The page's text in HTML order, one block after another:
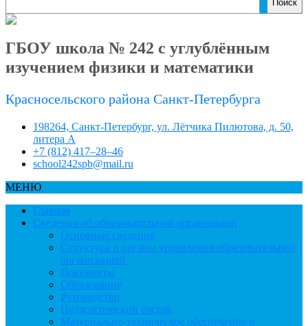
Поиск
ГБОУ школа № 242 с углублённым
изучением физики и математики
Красносельского района Санкт-Петербурга
198264, Санкт-Петербург, ул. Лётчика Пилютова, д. 50,
литера А
+7 (812) 417–28–46
school242spb@mail.ru
МЕНЮ
Главная
Сведения об образовательной организации
Основные сведения
Структура и органы управления образовательной
организацией
Документы
Образование
Руководство
Педагогический состав
Материально-техническое обеспечение и